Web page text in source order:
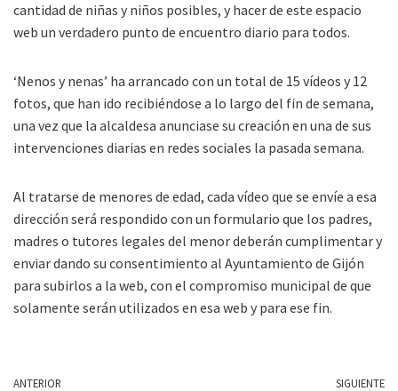
cantidad de niñas y niños posibles, y hacer de este espacio
web un verdadero punto de encuentro diario para todos.
‘Nenos y nenas’ ha arrancado con un total de 15 vídeos y 12
fotos, que han ido recibiéndose a lo largo del fin de semana,
una vez que la alcaldesa anunciase su creación en una de sus
intervenciones diarias en redes sociales la pasada semana.
Al tratarse de menores de edad, cada vídeo que se envíe a esa
dirección será respondido con un formulario que los padres,
madres o tutores legales del menor deberán cumplimentar y
enviar dando su consentimiento al Ayuntamiento de Gijón
para subirlos a la web, con el compromiso municipal de que
solamente serán utilizados en esa web y para ese fin.
ANTERIOR SIGUIENTE